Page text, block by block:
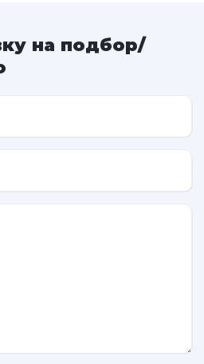
на подбор/